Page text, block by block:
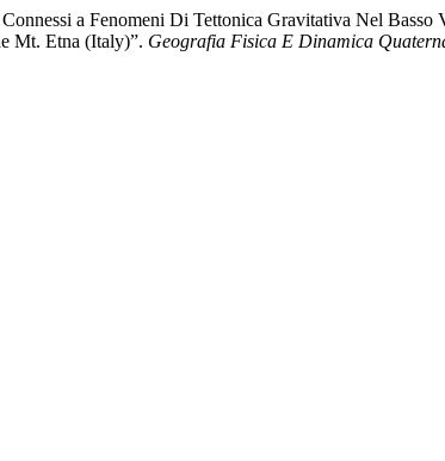
a Fenomeni Di Tettonica Gravitativa Nel Basso
Mt. Etna (Italy)”. Geografia Fisica E Dinamica